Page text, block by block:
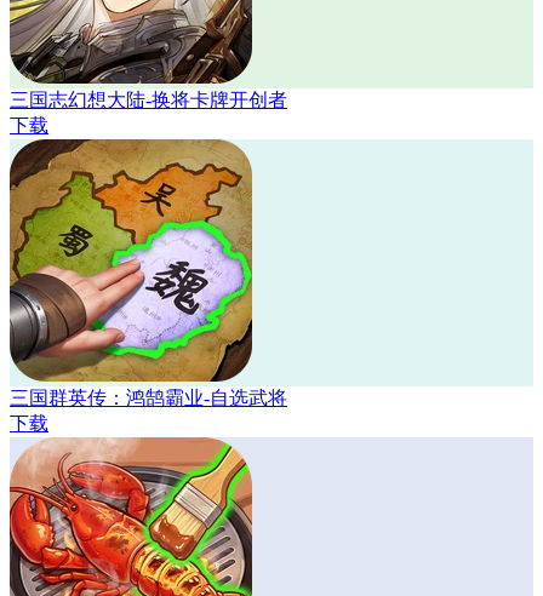
三国志幻想大陆-换将卡牌开创者
下载
三国群英传：鸿鹄霸业-自选武将
下载